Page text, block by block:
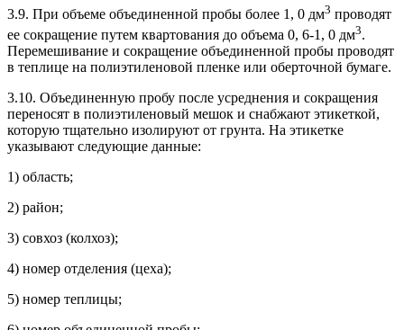
3.9. При объеме объединенной пробы более 1, 0 дм3 проводят
ее сокращение путем квартования до объема 0, 6-1, 0 дм3.
Перемешивание и сокращение объединенной пробы проводят
в теплице на полиэтиленовой пленке или оберточной бумаге.
3.10. Объединенную пробу после усреднения и сокращения
переносят в полиэтиленовый мешок и снабжают этикеткой,
которую тщательно изолируют от грунта. На этикетке
указывают следующие данные:
1) область;
2) район;
3) совхоз (колхоз);
4) номер отделения (цеха);
5) номер теплицы;